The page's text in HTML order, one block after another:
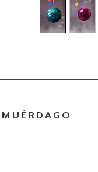
MUÉRDAGO